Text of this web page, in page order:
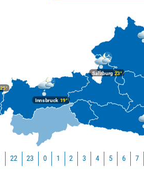
Innsbruck19°
Salzburg23°
22 23 0 1 2 3 4 5 6 7